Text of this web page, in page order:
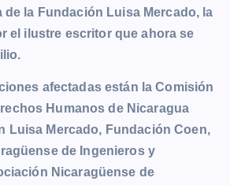
la Fundación Luisa Mercado, la
el ilustre escritor que ahora se
afectadas están la Comisión
Humanos de Nicaragua
Luisa Mercado, Fundación Coen,
de Ingenieros y
Nicaragüense de